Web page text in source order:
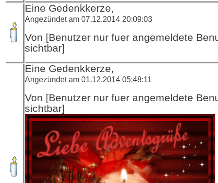
Eine Gedenkkerze,
Angezündet am 07.12.2014 20:09:03
Von [Benutzer nur fuer angemeldete
sichtbar]
Eine Gedenkkerze,
Angezündet am 01.12.2014 05:48:11
Von [Benutzer nur fuer angemeldete
sichtbar]